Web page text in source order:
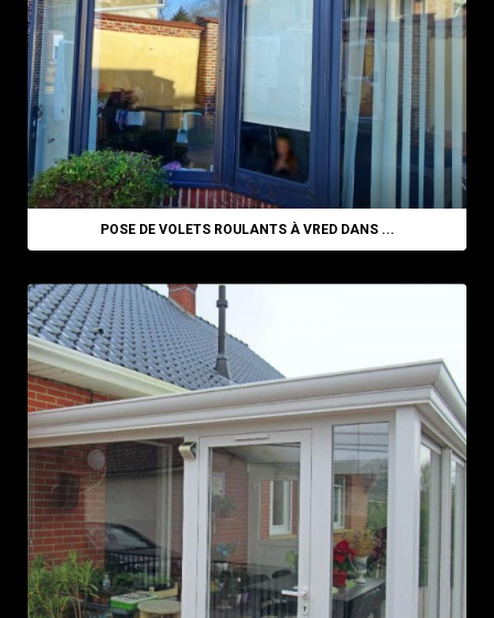
POSE DE VOLETS ROULANTS À VRED DANS ...